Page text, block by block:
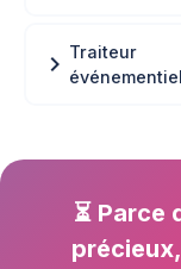
chevron_right Traiteur
événementiel
⏳